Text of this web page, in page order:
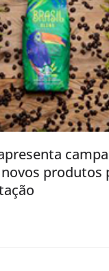
produtos